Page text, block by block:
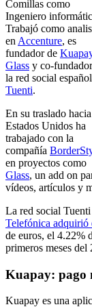
Comillas como
Ingeniero
Trabajó como
en Accenture, es
fundador de
Glass y co-
la red social
Tuenti.
En su traslado hacia
Estados Unidos ha
trabajado con la
compañía
en proyectos como
Glass, un add on
vídeos, artículos y
La red social
Telefónica adquirió
de euros, el 4.22%
primeros meses del
Kuapay: pago
Kuapay es una